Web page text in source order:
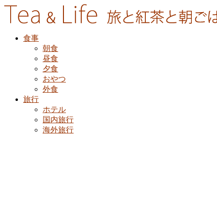
食事
朝食
昼食
夕食
おやつ
外食
旅行
ホテル
国内旅行
海外旅行